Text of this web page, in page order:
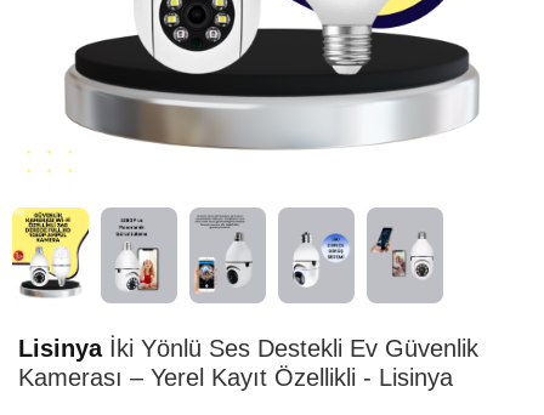
TESLİMAT
Lisinyaİki Yönlü Ses Destekli Ev Güvenlik
Kamerası – Yerel Kayıt Özellikli - Lisinya